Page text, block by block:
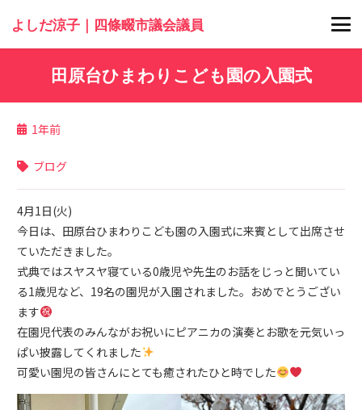
よしだ涼子｜四條畷市議会議員
田原台ひまわりこども園の入園式
1年前
ブログ
4月1日(火)
今日は、田原台ひまわりこども園の入園式に来賓として出席させ
ていただきました。
式典ではスヤスヤ寝ている0歳児や先生のお話をじっと聞いてい
る1歳児など、19名の園児が入園されました。おめでとうござい
ます
在園児代表のみんながお祝いにピアニカの演奏とお歌を元気いっ
ぱい披露してくれました
可愛い園児の皆さんにとても癒されたひと時でした